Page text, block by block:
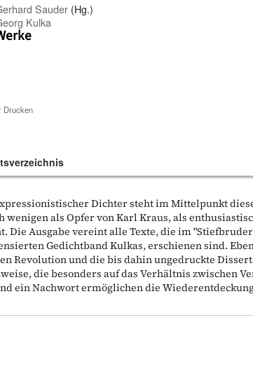
Sauder (Hg.)
Kulka
Drucken
Dichter steht im Mittelpunkt
wenigen als Opfer von Karl Kraus, als
Die Ausgabe vereint alle Texte, die im
Gedichtband Kulkas, erschienen sind.
Revolution und die bis dahin ungedruckte
die besonders auf das Verhältnis zwischen
ein Nachwort ermöglichen die